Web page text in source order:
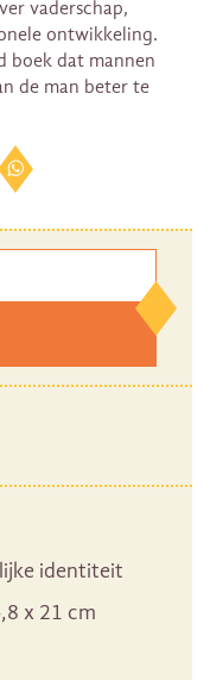
vaderschap,
ontwikkeling.
boek dat mannen
de man beter te
identiteit
x 21 cm